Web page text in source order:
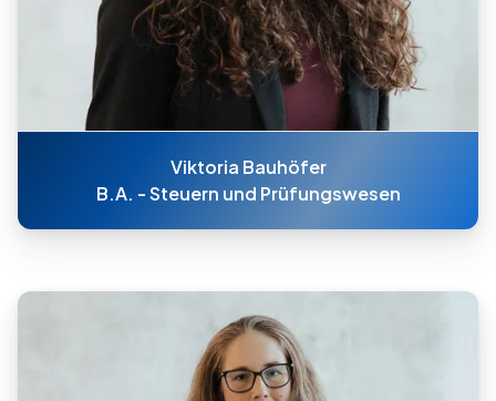
Viktoria Bauhöfer
B.A. - Steuern und Prüfungswesen